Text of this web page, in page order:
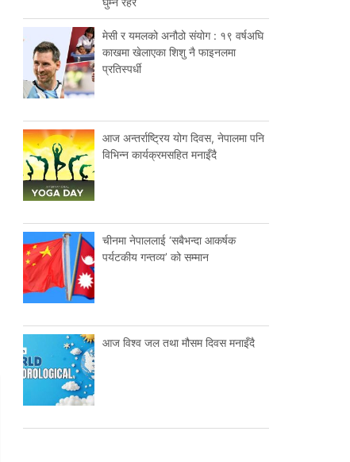
मेसी र यमलको अनौठो संयोग : १९ वर्षअघि
काखमा खेलाएका शिशु नै फाइनलमा
प्रतिस्पर्धी
आज अन्तर्राष्ट्रिय योग दिवस, नेपालमा पनि
विभिन्न कार्यक्रमसहित मनाइँदै
चीनमा नेपाललाई ‘सबैभन्दा आकर्षक
पर्यटकीय गन्तव्य’ को सम्मान
आज विश्व जल तथा मौसम दिवस मनाइँदै